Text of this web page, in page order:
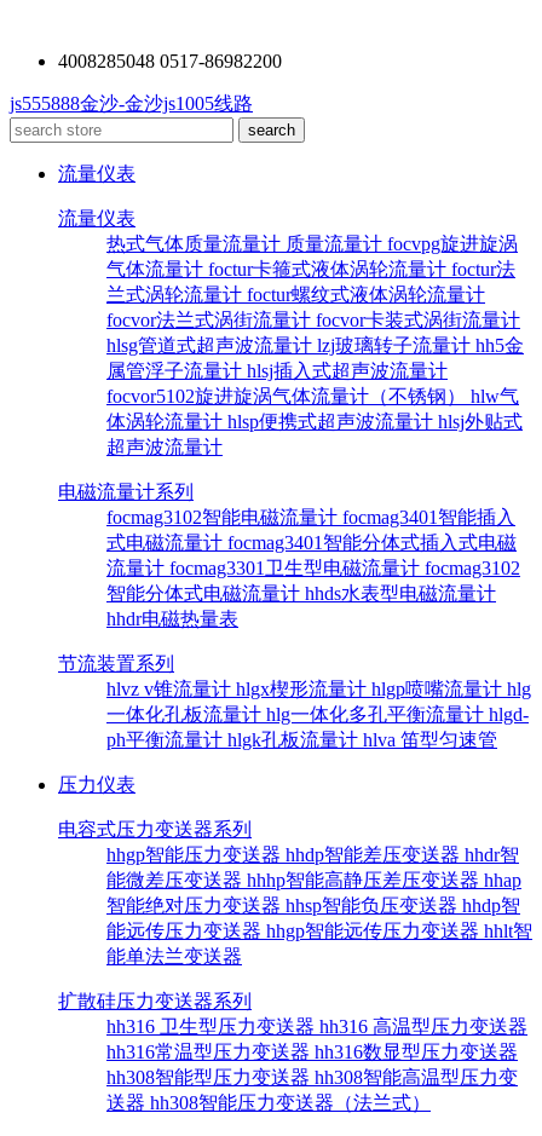
4008285048 0517-86982200
js555888金沙-金沙js1005线路
流量仪表
流量仪表
热式气体质量流量计 质量流量计 focvpg旋进旋涡
气体流量计 foctur卡箍式液体涡轮流量计 foctur法
兰式涡轮流量计 foctur螺纹式液体涡轮流量计
focvor法兰式涡街流量计 focvor卡装式涡街流量计
hlsg管道式超声波流量计 lzj玻璃转子流量计 hh5金
属管浮子流量计 hlsj插入式超声波流量计
focvor5102旋进旋涡气体流量计（不锈钢） hlw气
体涡轮流量计 hlsp便携式超声波流量计 hlsj外贴式
超声波流量计
电磁流量计系列
focmag3102智能电磁流量计 focmag3401智能插入
式电磁流量计 focmag3401智能分体式插入式电磁
流量计 focmag3301卫生型电磁流量计 focmag3102
智能分体式电磁流量计 hhds水表型电磁流量计
hhdr电磁热量表
节流装置系列
hlvz v锥流量计 hlgx楔形流量计 hlgp喷嘴流量计 hlg
一体化孔板流量计 hlg一体化多孔平衡流量计 hlgd-
ph平衡流量计 hlgk孔板流量计 hlva 笛型匀速管
压力仪表
电容式压力变送器系列
hhgp智能压力变送器 hhdp智能差压变送器 hhdr智
能微差压变送器 hhhp智能高静压差压变送器 hhap
智能绝对压力变送器 hhsp智能负压变送器 hhdp智
能远传压力变送器 hhgp智能远传压力变送器 hhlt智
能单法兰变送器
扩散硅压力变送器系列
hh316 卫生型压力变送器 hh316 高温型压力变送器
hh316常温型压力变送器 hh316数显型压力变送器
hh308智能型压力变送器 hh308智能高温型压力变
送器 hh308智能压力变送器（法兰式）